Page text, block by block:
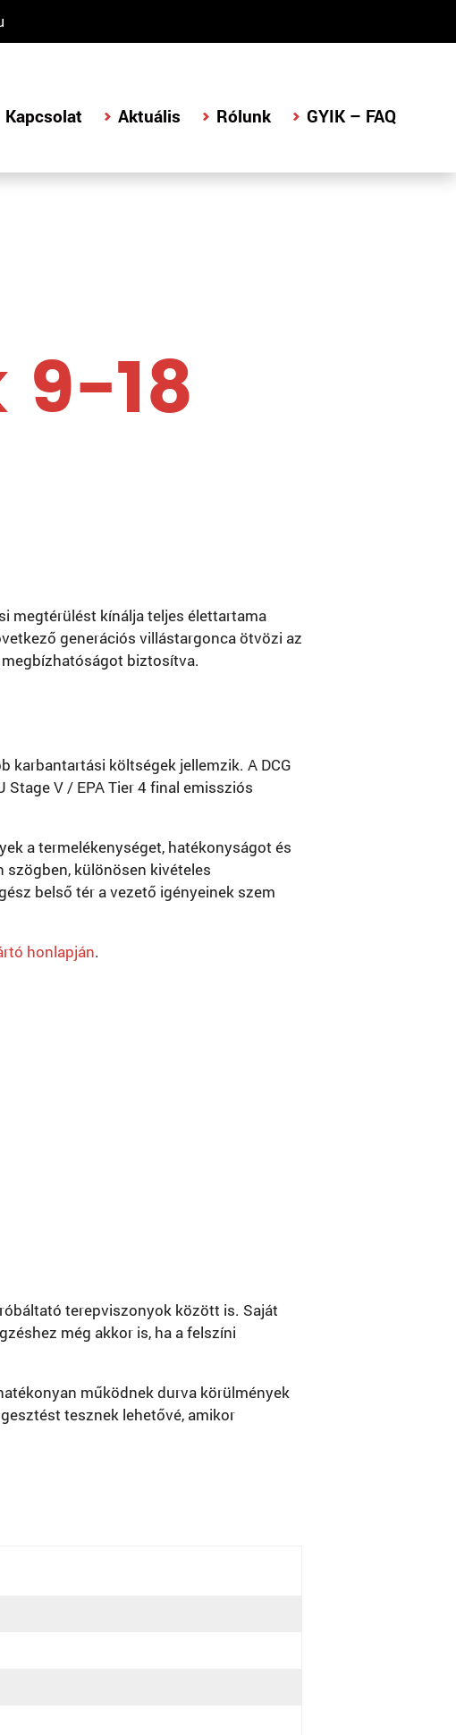
Kapcsolat Aktuális Rólunk GYIK – FAQ
18
megtérülést kínálja teljes élettartama
generációs villástargonca ötvözi az
biztosítva.
karbantartási költségek jellemzik. A DCG
V / EPA Tier 4 final emissziós
a termelékenységet, hatékonyságot és
különösen kivételes
belső tér a vezető igényeinek szem
honlapján.
terepviszonyok között is. Saját
még akkor is, ha a felszíni
működnek durva körülmények
tesznek lehetővé, amikor